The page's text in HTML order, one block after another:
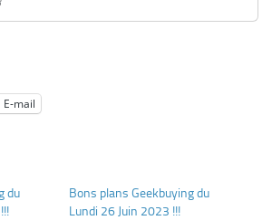
E-mail
du
Bons plans Geekbuying du
Lundi 26 Juin 2023 !!!